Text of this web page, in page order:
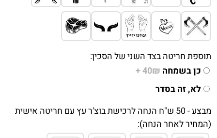
תוספת חריטה בצד השני של הסכין:
כן בשמחה 40₪ +
לא, זה בסדר
מבצע - 50 ש"ח הנחה לרכישת בוצ'ר עץ עם חריטה אישית
(המחיר לאחר הנחה):